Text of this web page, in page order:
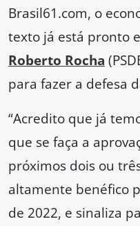
Brasil61.com, o
texto já está pronto
Roberto Rocha
para fazer a defesa
“Acredito que já
que se faça a
próximos dois ou
altamente benéfico
de 2022, e sinaliza